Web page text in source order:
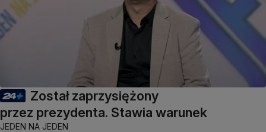
Został zaprzysiężony
przez prezydenta. Stawia warunek
JEDEN NA JEDEN